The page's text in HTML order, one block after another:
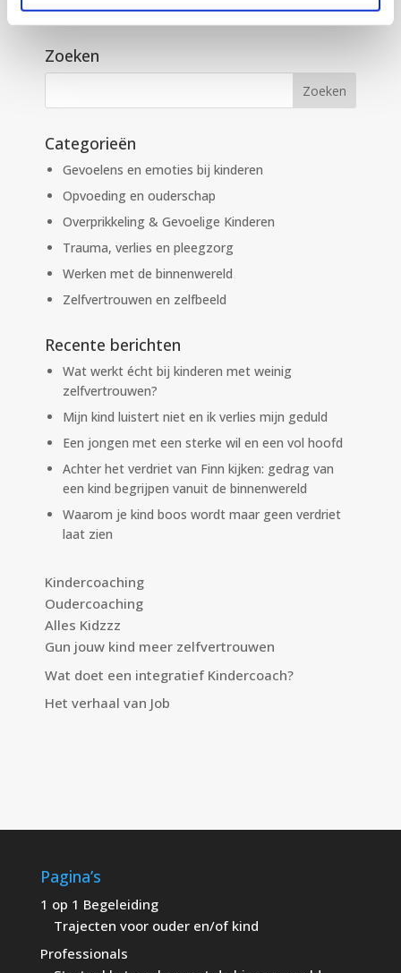
Lees er meer over en start direct
Zoeken
Categorieën
Gevoelens en emoties bij kinderen
Opvoeding en ouderschap
Overprikkeling & Gevoelige Kinderen
Trauma, verlies en pleegzorg
Werken met de binnenwereld
Zelfvertrouwen en zelfbeeld
Recente berichten
Wat werkt écht bij kinderen met weinig
zelfvertrouwen?
Mijn kind luistert niet en ik verlies mijn geduld
Een jongen met een sterke wil en een vol hoofd
Achter het verdriet van Finn kijken: gedrag van
een kind begrijpen vanuit de binnenwereld
Waarom je kind boos wordt maar geen verdriet
laat zien
Kindercoaching
Oudercoaching
Alles Kidzzz
Gun jouw kind meer zelfvertrouwen
Wat doet een integratief Kindercoach?
Het verhaal van Job
Pagina’s
1 op 1 Begeleiding
Trajecten voor ouder en/of kind
Professionals